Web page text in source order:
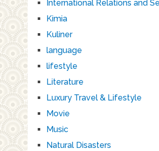
International Relations and
Kimia
Kuliner
language
lifestyle
Literature
Luxury Travel & Lifestyle
Movie
Music
Natural Disasters